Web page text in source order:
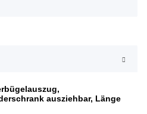
ausziehbar, Länge